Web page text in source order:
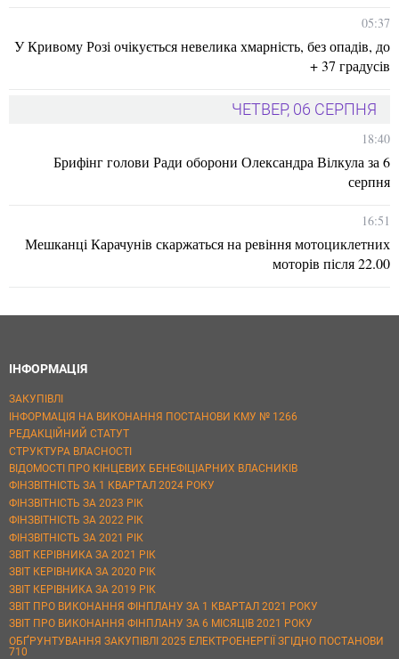
05:37
У Кривому Розі очікується невелика хмарність, без опадів, до
+ 37 градусів
ЧЕТВЕР, 06 СЕРПНЯ
18:40
Брифінг голови Ради оборони Олександра Вілкула за 6
серпня
16:51
Мешканці Карачунів скаржаться на ревіння мотоциклетних
моторів після 22.00
ІНФОРМАЦІЯ
ЗАКУПІВЛІ
ІНФОРМАЦІЯ НА ВИКОНАННЯ ПОСТАНОВИ КМУ № 1266
РЕДАКЦІЙНИЙ СТАТУТ
СТРУКТУРА ВЛАСНОСТІ
ВІДОМОСТІ ПРО КІНЦЕВИХ БЕНЕФІЦІАРНИХ ВЛАСНИКІВ
ФІНЗВІТНІСТЬ ЗА 1 КВАРТАЛ 2024 РОКУ
ФІНЗВІТНІСТЬ ЗА 2023 РІК
ФІНЗВІТНІСТЬ ЗА 2022 РІК
ФІНЗВІТНІСТЬ ЗА 2021 РІК
ЗВІТ КЕРІВНИКА ЗА 2021 РІК
ЗВІТ КЕРІВНИКА ЗА 2020 РІК
ЗВІТ КЕРІВНИКА ЗА 2019 РІК
ЗВІТ ПРО ВИКОНАННЯ ФІНПЛАНУ ЗА 1 КВАРТАЛ 2021 РОКУ
ЗВІТ ПРО ВИКОНАННЯ ФІНПЛАНУ ЗА 6 МІСЯЦІВ 2021 РОКУ
ОБҐРУНТУВАННЯ ЗАКУПІВЛІ 2025 ЕЛЕКТРОЕНЕРГІЇ ЗГІДНО ПОСТАНОВИ
710